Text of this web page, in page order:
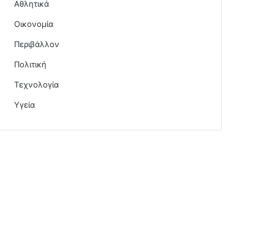
Αθλητικά
Οικονομία
Περιβάλλον
Πολιτική
Τεχνολογία
Υγεία